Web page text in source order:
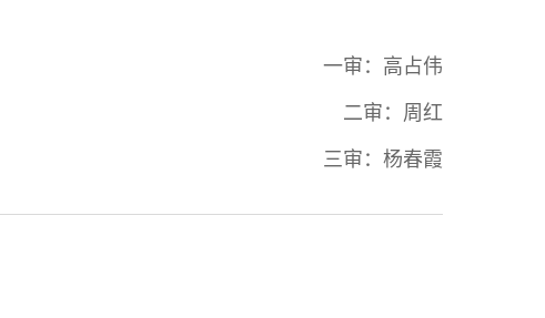
一审：高占伟
二审：周红
三审：杨春霞